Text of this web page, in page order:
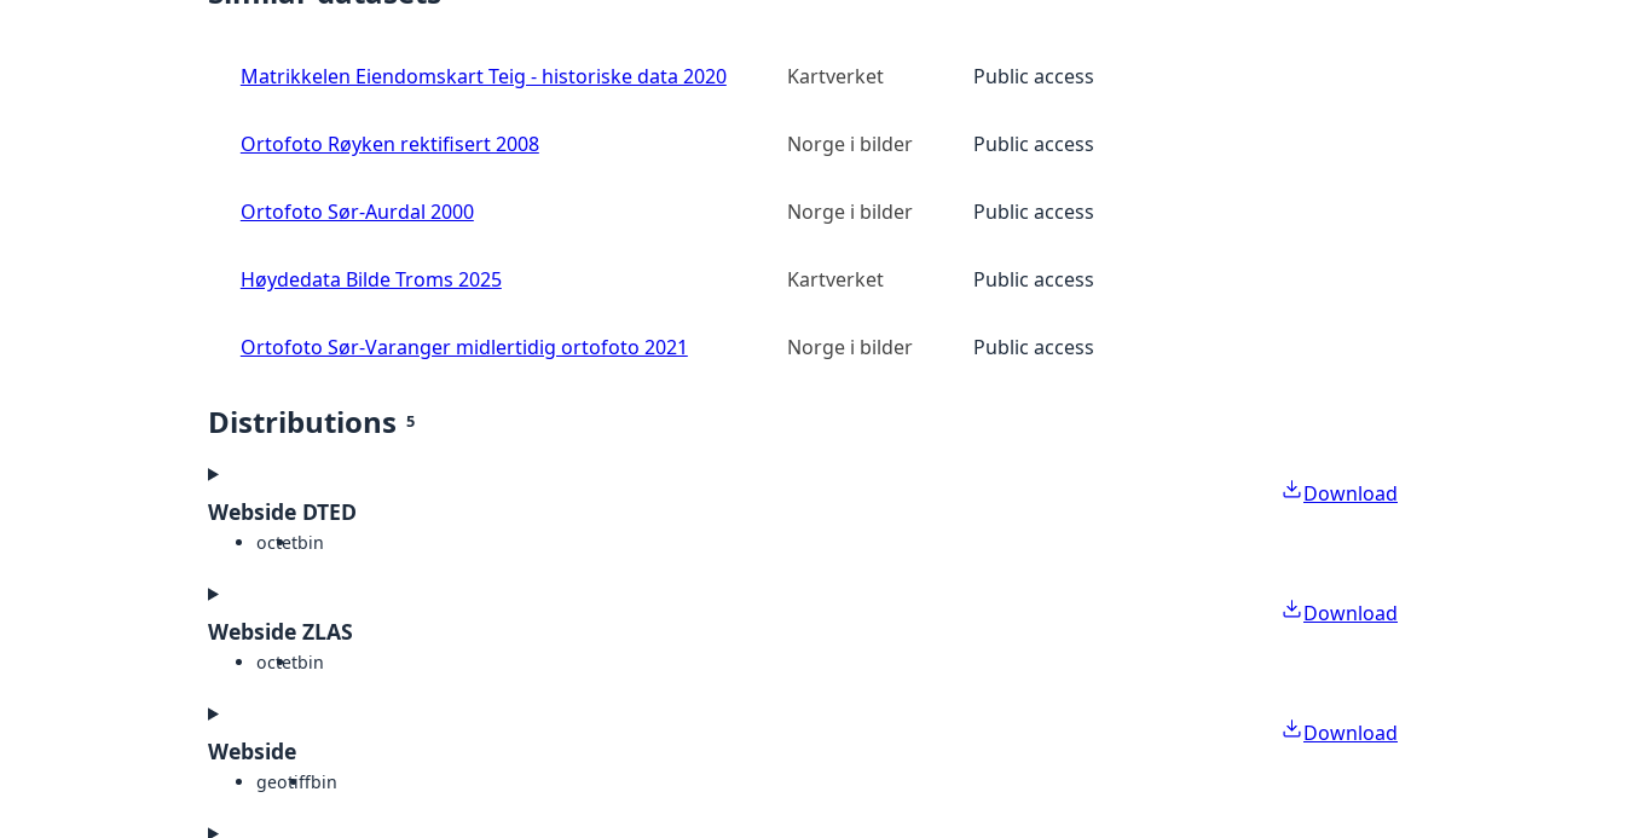
Matrikkelen Eiendomskart Teig - historiske data 2020 Kartverket Public access
Ortofoto Røyken rektifisert 2008 Norge i bilder Public access
Ortofoto Sør-Aurdal 2000 Norge i bilder Public access
Høydedata Bilde Troms 2025 Kartverket Public access
Ortofoto Sør-Varanger midlertidig ortofoto 2021 Norge i bilder Public access
Distributions 5
Webside DTED
octetbin
Download
Webside ZLAS
octetbin
Download
Webside
geotiffbin
Download